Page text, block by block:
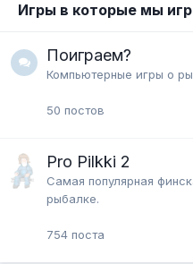
Игры в которые мы
Поиграем?
Компьютерные игры о
50 постов
Pro Pilkki 2
Самая популярная
рыбалке.
754 поста